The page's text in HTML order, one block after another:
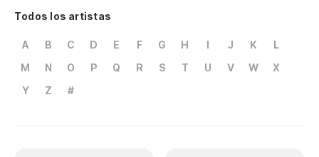
Todos los artistas
A B C D E F G H I J K
L
M
N O P Q R S T U V W
X
Y
Z #